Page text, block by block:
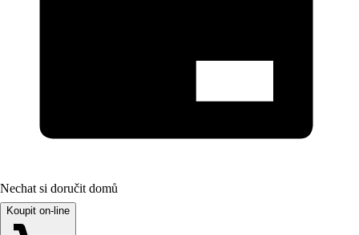
Nechat si doručit domů
Koupit on-line